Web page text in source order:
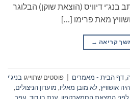
דיוויס (הוצאת שוקן) הבלוגר
מאת פרימו […]
קריאה →
,דף הבית - מאמרים פוסטים שתוייגו בניג'י
אושוויץ,לא מובן מאליו, מועדון הניצולים,
לפני המצאת הסמארטפון ענת בן דוד עפר